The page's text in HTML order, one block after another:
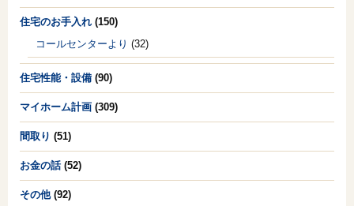
住宅のお手入れ (150)
コールセンターより (32)
住宅性能・設備 (90)
マイホーム計画 (309)
間取り (51)
お金の話(52)
その他(92)